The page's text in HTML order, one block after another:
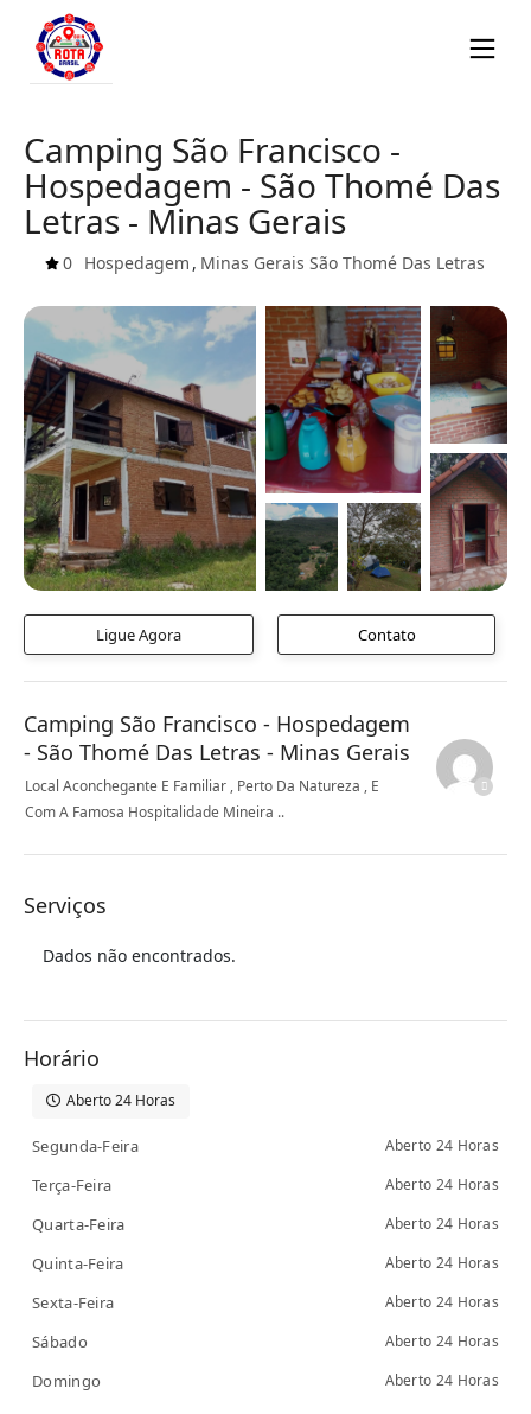
Camping São Francisco -
Hospedagem - São Thomé Das
Letras - Minas Gerais
0 Hospedagem , Minas Gerais São Thomé Das Letras
Ligue Agora Contato
Camping São Francisco - Hospedagem
- São Thomé Das Letras - Minas Gerais
Local Aconchegante E Familiar , Perto Da Natureza , E
Com A Famosa Hospitalidade Mineira ..
Serviços
Dados não encontrados.
Horário
Aberto 24 Horas
Segunda-Feira Aberto 24 Horas
Terça-Feira Aberto 24 Horas
Quarta-Feira Aberto 24 Horas
Quinta-Feira Aberto 24 Horas
Sexta-Feira Aberto 24 Horas
Sábado Aberto 24 Horas
Domingo Aberto 24 Horas